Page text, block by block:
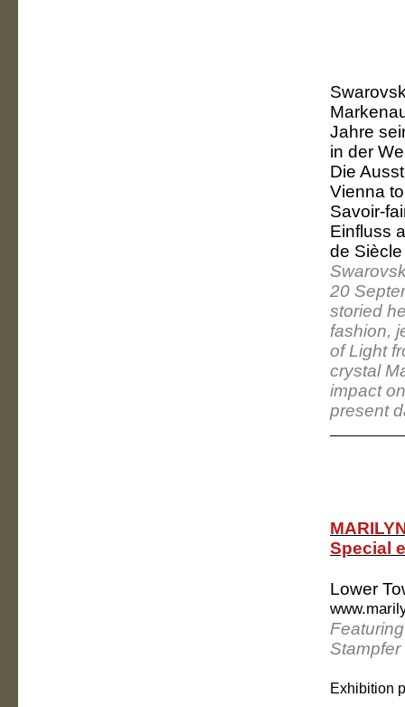
Jahre
in der
Die
Vienna
Savoir-
Einfluss
de
20
storied
fashion,
of Light
crystal
impact
present
Special
Lower
Exhibition